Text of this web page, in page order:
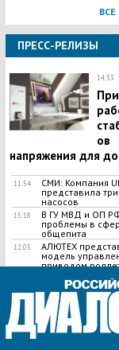
ПРЕСС-РЕЛИЗЫ
14:33
ов
напряжения для
11:54
СМИ: Компания
представила
насосов
15:18
В ГУ МВД и ОП
проблемы в
общепита
12:05
АЛЮТЕХ
модель
приводом
ВСЕ